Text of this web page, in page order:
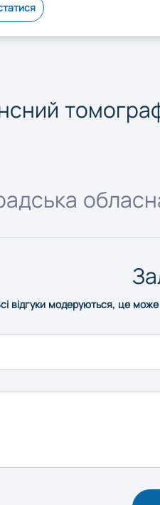
Чернівці
відгуки модеруються, це може